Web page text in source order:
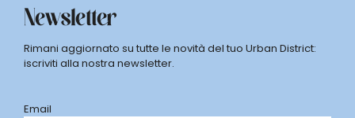
Newsletter
Rimani aggiornato su tutte le novità del tuo Urban District:
iscriviti alla nostra newsletter.
Email